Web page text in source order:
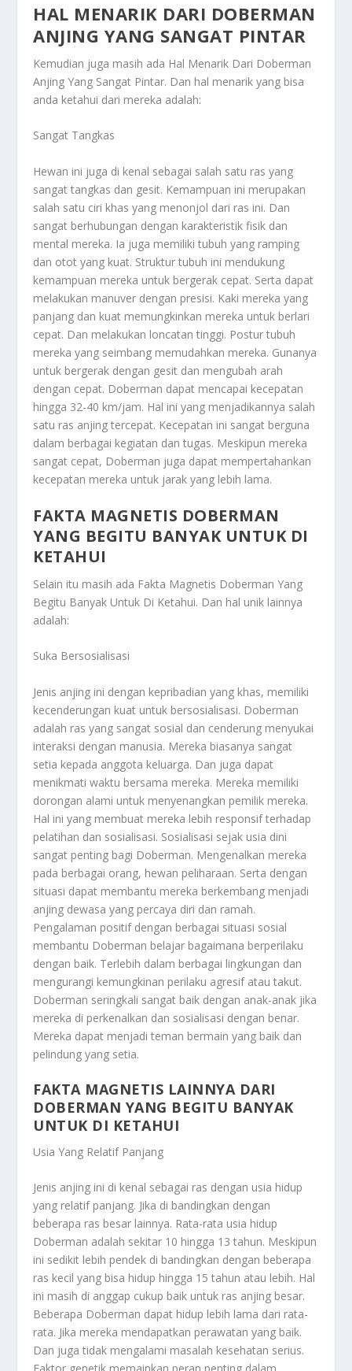
HAL MENARIK DARI DOBERMAN
ANJING YANG SANGAT PINTAR
Kemudian juga masih ada Hal Menarik Dari Doberman
Anjing Yang Sangat Pintar. Dan hal menarik yang bisa
anda ketahui dari mereka adalah:
Sangat Tangkas
Hewan ini juga di kenal sebagai salah satu ras yang
sangat tangkas dan gesit. Kemampuan ini merupakan
salah satu ciri khas yang menonjol dari ras ini. Dan
sangat berhubungan dengan karakteristik fisik dan
mental mereka. Ia juga memiliki tubuh yang ramping
dan otot yang kuat. Struktur tubuh ini mendukung
kemampuan mereka untuk bergerak cepat. Serta dapat
melakukan manuver dengan presisi. Kaki mereka yang
panjang dan kuat memungkinkan mereka untuk berlari
cepat. Dan melakukan loncatan tinggi. Postur tubuh
mereka yang seimbang memudahkan mereka. Gunanya
untuk bergerak dengan gesit dan mengubah arah
dengan cepat. Doberman dapat mencapai kecepatan
hingga 32-40 km/jam. Hal ini yang menjadikannya salah
satu ras anjing tercepat. Kecepatan ini sangat berguna
dalam berbagai kegiatan dan tugas. Meskipun mereka
sangat cepat, Doberman juga dapat mempertahankan
kecepatan mereka untuk jarak yang lebih lama.
FAKTA MAGNETIS DOBERMAN
YANG BEGITU BANYAK UNTUK DI
KETAHUI
Selain itu masih ada Fakta Magnetis Doberman Yang
Begitu Banyak Untuk Di Ketahui. Dan hal unik lainnya
adalah:
Suka Bersosialisasi
Jenis anjing ini dengan kepribadian yang khas, memiliki
kecenderungan kuat untuk bersosialisasi. Doberman
adalah ras yang sangat sosial dan cenderung menyukai
interaksi dengan manusia. Mereka biasanya sangat
setia kepada anggota keluarga. Dan juga dapat
menikmati waktu bersama mereka. Mereka memiliki
dorongan alami untuk menyenangkan pemilik mereka.
Hal ini yang membuat mereka lebih responsif terhadap
pelatihan dan sosialisasi. Sosialisasi sejak usia dini
sangat penting bagi Doberman. Mengenalkan mereka
pada berbagai orang, hewan peliharaan. Serta dengan
situasi dapat membantu mereka berkembang menjadi
anjing dewasa yang percaya diri dan ramah.
Pengalaman positif dengan berbagai situasi sosial
membantu Doberman belajar bagaimana berperilaku
dengan baik. Terlebih dalam berbagai lingkungan dan
mengurangi kemungkinan perilaku agresif atau takut.
Doberman seringkali sangat baik dengan anak-anak jika
mereka di perkenalkan dan sosialisasi dengan benar.
Mereka dapat menjadi teman bermain yang baik dan
pelindung yang setia.
FAKTA MAGNETIS LAINNYA DARI
DOBERMAN YANG BEGITU BANYAK
UNTUK DI KETAHUI
Usia Yang Relatif Panjang
Jenis anjing ini di kenal sebagai ras dengan usia hidup
yang relatif panjang. Jika di bandingkan dengan
beberapa ras besar lainnya. Rata-rata usia hidup
Doberman adalah sekitar 10 hingga 13 tahun. Meskipun
ini sedikit lebih pendek di bandingkan dengan beberapa
ras kecil yang bisa hidup hingga 15 tahun atau lebih. Hal
ini masih di anggap cukup baik untuk ras anjing besar.
Beberapa Doberman dapat hidup lebih lama dari rata-
rata. Jika mereka mendapatkan perawatan yang baik.
Dan juga tidak mengalami masalah kesehatan serius.